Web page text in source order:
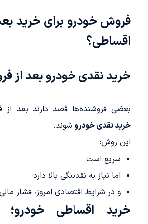
فروش خودرو برای خرید
اقساطی؟
خرید نقدی خودرو بعد از
بعضی فروشنده‌ها قصد دارند بعد از
خرید نقدی خودروشوند.
این روش:
سریع است
اما نیاز به نقدینگی بالا دارد
و در شرایط اقتصادی امروز، فشار
خرید اقساطی خودرو؛